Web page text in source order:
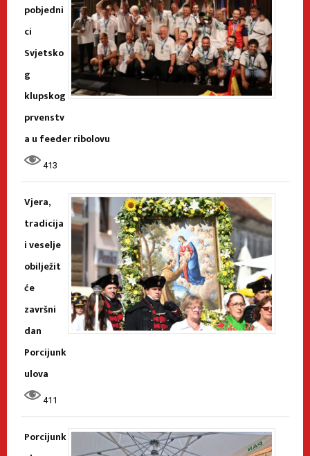
pobjedni
ci
Svjetsko
g
klupskog
prvenstv
a u feeder ribolovu
413
Vjera,
tradicija
i veselje
obilježit
će
završni
dan
Porcijunk
ulova
411
Porcijunk